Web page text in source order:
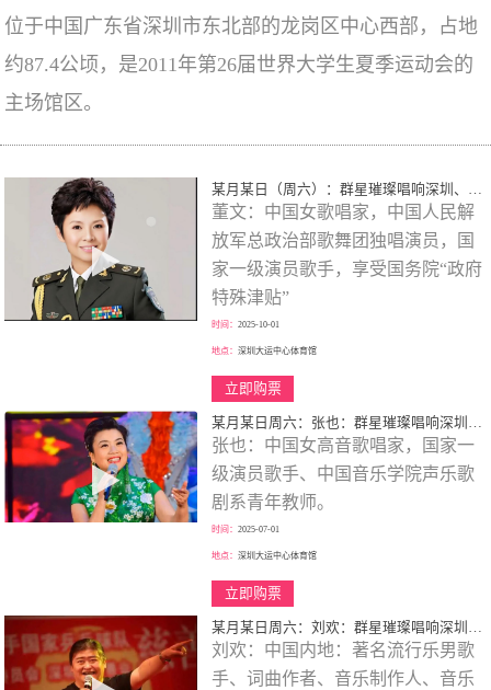
位于中国广东省深圳市东北部的龙岗区中心西部，占地
约87.4公顷，是2011年第26届世界大学生夏季运动会的
主场馆区。
某月某日（周六）：群星璀璨唱响深圳、歌颂一代伟人、春天的故事、大型演唱会！
董文：中国女歌唱家，中国人民解
放军总政治部歌舞团独唱演员，国
家一级演员歌手，享受国务院“政府
特殊津贴”
时间：2025-10-01
地点：深圳大运中心体育馆
立即购票
某月某日周六：张也：群星璀璨唱响深圳、歌颂一代伟人、走进新时代、巡回大型演唱会！
张也：中国女高音歌唱家，国家一
级演员歌手、中国音乐学院声乐歌
剧系青年教师。
时间：2025-07-01
地点：深圳大运中心体育馆
立即购票
某月某日周六：刘欢：群星璀璨唱响深圳、歌颂一代伟人、巡回大型演唱会！
刘欢：中国内地：著名流行乐男歌
手、词曲作者、音乐制作人、音乐